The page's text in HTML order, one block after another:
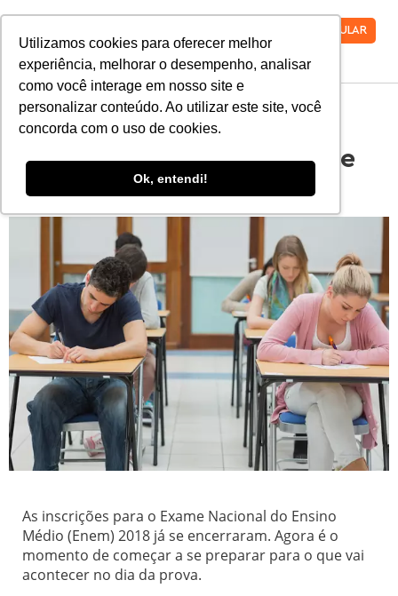
Utilizamos cookies para oferecer melhor
experiência, melhorar o desempenho, analisar
como você interage em nosso site e
personalizar conteúdo. Ao utilizar este site, você
concorda com o uso de cookies.
Ok, entendi!
VESTIBULAR
Dia da prova do Enem: o
que você pode e não pode
levar
As inscrições para o Exame Nacional do Ensino
Médio (Enem) 2018 já se encerraram. Agora é o
momento de começar a se preparar para o que vai
acontecer no dia da prova.